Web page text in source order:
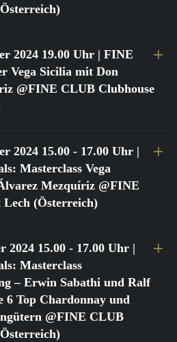
2024 19.00 Uhr | FINE
Vega Sicilia mit Don
@FINE CLUB Clubhouse
2024 15.00 - 17.00 Uhr |
Masterclass Vega
Mezquíriz @FINE
Lech (Österreich)
2024 15.00 - 17.00 Uhr |
Masterclass
– Erwin Sabathi und Ralf
6 Top Chardonnay und
@FINE CLUB